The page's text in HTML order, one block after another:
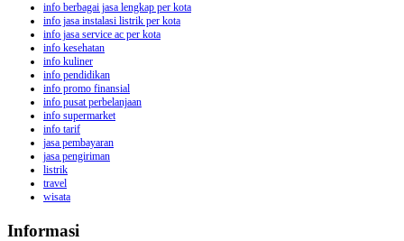
info berbagai jasa lengkap per kota
info jasa instalasi listrik per kota
info jasa service ac per kota
info kesehatan
info kuliner
info pendidikan
info promo finansial
info pusat perbelanjaan
info supermarket
info tarif
jasa pembayaran
jasa pengiriman
listrik
travel
wisata
Informasi